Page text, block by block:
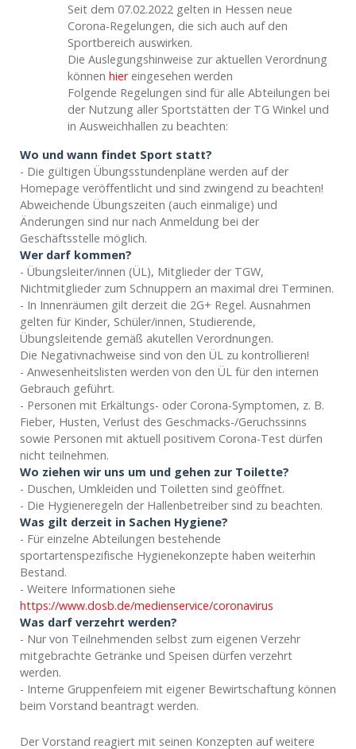
Seit dem 07.02.2022 gelten in Hessen neue
Corona-Regelungen, die sich auch auf den
Sportbereich auswirken.
Die Auslegungshinweise zur aktuellen Verordnung
können hier eingesehen werden
Folgende Regelungen sind für alle Abteilungen bei
der Nutzung aller Sportstätten der TG Winkel und
in Ausweichhallen zu beachten:
Wo und wann findet Sport statt?
- Die gültigen Übungsstundenpläne werden auf der
Homepage veröffentlicht und sind zwingend zu beachten!
Abweichende Übungszeiten (auch einmalige) und
Änderungen sind nur nach Anmeldung bei der
Geschäftsstelle möglich.
Wer darf kommen?
- Übungsleiter/innen (ÜL), Mitglieder der TGW,
Nichtmitglieder zum Schnuppern an maximal drei Terminen.
- In Innenräumen gilt derzeit die 2G+ Regel. Ausnahmen
gelten für Kinder, Schüler/innen, Studierende,
Übungsleitende gemäß akutellen Verordnungen.
Die Negativnachweise sind von den ÜL zu kontrollieren!
- Anwesenheitslisten werden von den ÜL für den internen
Gebrauch geführt.
- Personen mit Erkältungs- oder Corona-Symptomen, z. B.
Fieber, Husten, Verlust des Geschmacks-/Geruchssinns
sowie Personen mit aktuell positivem Corona-Test dürfen
nicht teilnehmen.
Wo ziehen wir uns um und gehen zur Toilette?
- Duschen, Umkleiden und Toiletten sind geöffnet.
- Die Hygieneregeln der Hallenbetreiber sind zu beachten.
Was gilt derzeit in Sachen Hygiene?
- Für einzelne Abteilungen bestehende
sportartenspezifische Hygienekonzepte haben weiterhin
Bestand.
- Weitere Informationen siehe
https://www.dosb.de/medienservice/coronavirus
Was darf verzehrt werden?
- Nur von Teilnehmenden selbst zum eigenen Verzehr
mitgebrachte Getränke und Speisen dürfen verzehrt
werden.
- Interne Gruppenfeiern mit eigener Bewirtschaftung können
beim Vorstand beantragt werden.
Der Vorstand reagiert mit seinen Konzepten auf weitere